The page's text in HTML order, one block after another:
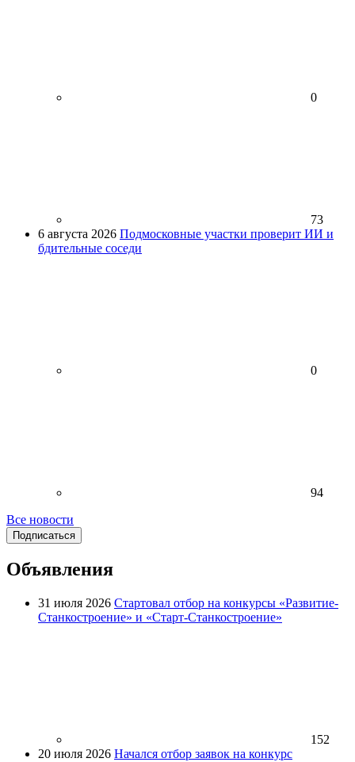
0
73
6 августа 2026 Подмосковные участки проверит ИИ и
бдительные соседи
0
94
Все новости
Подписаться
Объявления
31 июля 2026 Стартовал отбор на конкурсы «Развитие-
Станкостроение» и «Старт-Станкостроение»
152
20 июля 2026 Начался отбор заявок на конкурс